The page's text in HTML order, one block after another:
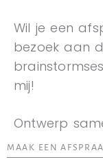
Wil je een
bezoek aan
mij!
Ontwerp
MAAK EEN